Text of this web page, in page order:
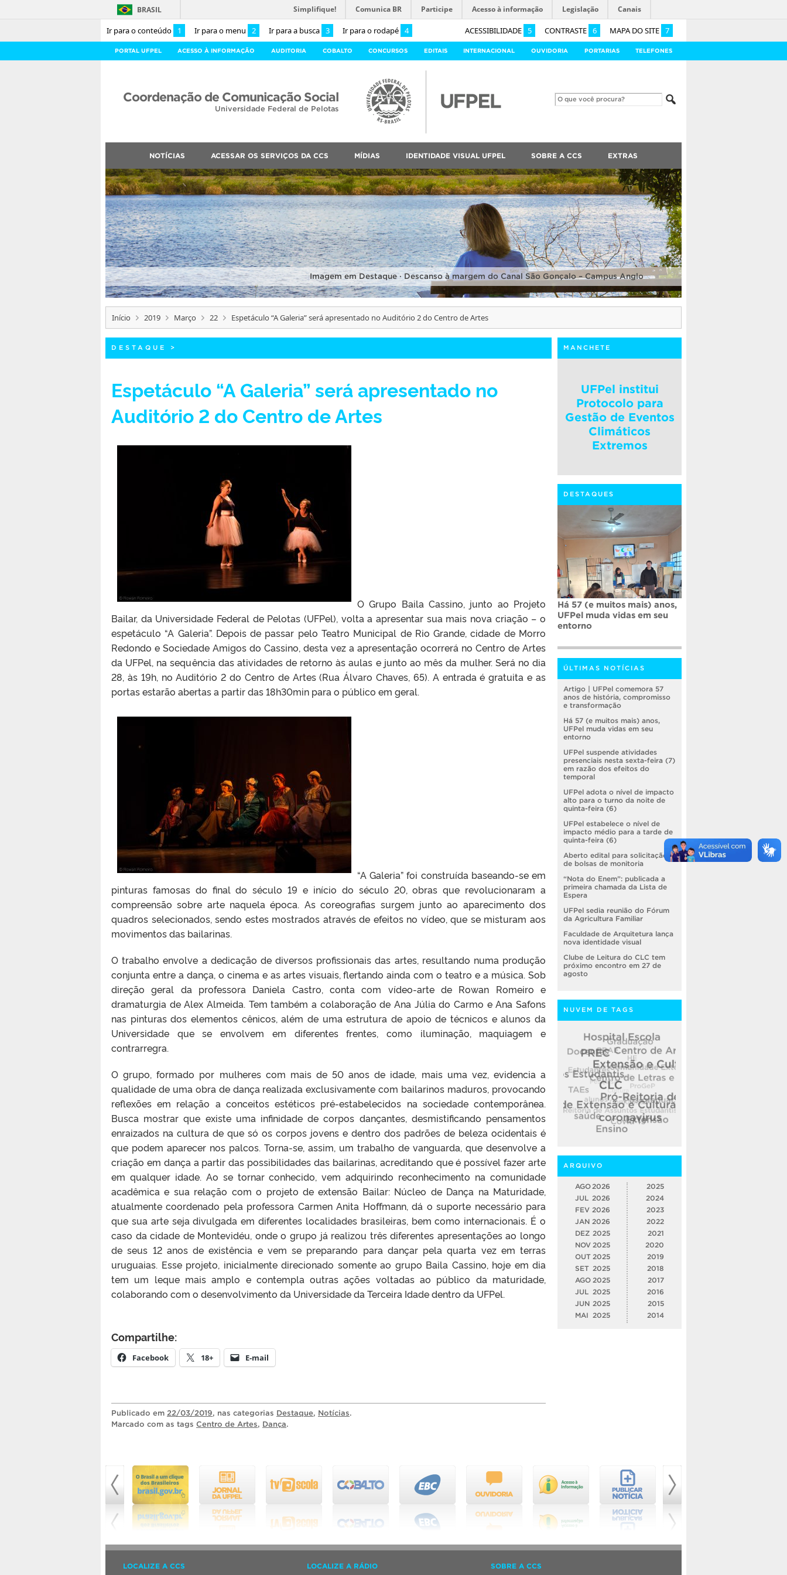
Ir para o conteúdo 1 Ir para o menu 2 Ir para a busca 3 Ir para o rodapé 4 ACESSIBILIDADE 5 CONTRASTE 6 MAPA DO SITE 7
BRASIL Simplifique! Comunica BR Participe Acesso à informação Legislação Canais
PORTAL UFPEL ACESSO À INFORMAÇÃO AUDITORIA COBALTO CONCURSOS EDITAIS INTERNACIONAL OUVIDORIA PORTARIAS TELEFONES
Coordenação de Comunicação Social
Universidade Federal de Pelotas
NOTÍCIAS ACESSAR OS SERVIÇOS DA CCS MÍDIAS IDENTIDADE VISUAL UFPEL SOBRE A CCS EXTRAS
Imagem em Destaque · Descanso à margem do Canal São Gonçalo – Campus Anglo
Início 2019 Março 22 Espetáculo “A Galeria” será apresentado no Auditório 2 do Centro de Artes
DESTAQUE >
Espetáculo “A Galeria” será apresentado no
Auditório 2 do Centro de Artes
O Grupo Baila Cassino, junto ao Projeto
Bailar, da Universidade Federal de Pelotas (UFPel), volta a apresentar sua mais nova criação – o
espetáculo “A Galeria”. Depois de passar pelo Teatro Municipal de Rio Grande, cidade de Morro
Redondo e Sociedade Amigos do Cassino, desta vez a apresentação ocorrerá no Centro de Artes
da UFPel, na sequência das atividades de retorno às aulas e junto ao mês da mulher. Será no dia
28, às 19h, no Auditório 2 do Centro de Artes (Rua Álvaro Chaves, 65). A entrada é gratuita e as
portas estarão abertas a partir das 18h30min para o público em geral.
“A Galeria” foi construída baseando-se em
pinturas famosas do final do século 19 e início do século 20, obras que revolucionaram a
compreensão sobre arte naquela época. As coreografias surgem junto ao aparecimento dos
quadros selecionados, sendo estes mostrados através de efeitos no vídeo, que se misturam aos
movimentos das bailarinas.
O trabalho envolve a dedicação de diversos profissionais das artes, resultando numa produção
conjunta entre a dança, o cinema e as artes visuais, flertando ainda com o teatro e a música. Sob
direção geral da professora Daniela Castro, conta com vídeo-arte de Rowan Romeiro e
dramaturgia de Alex Almeida. Tem também a colaboração de Ana Júlia do Carmo e Ana Safons
nas pinturas dos elementos cênicos, além de uma estrutura de apoio de técnicos e alunos da
Universidade que se envolvem em diferentes frentes, como iluminação, maquiagem e
contrarregra.
O grupo, formado por mulheres com mais de 50 anos de idade, mais uma vez, evidencia a
qualidade de uma obra de dança realizada exclusivamente com bailarinos maduros, provocando
reflexões em relação a conceitos estéticos pré-estabelecidos na sociedade contemporânea.
Busca mostrar que existe uma infinidade de corpos dançantes, desmistificando pensamentos
enraizados na cultura de que só os corpos jovens e dentro dos padrões de beleza ocidentais é
que podem aparecer nos palcos. Torna-se, assim, um trabalho de vanguarda, que desenvolve a
criação em dança a partir das possibilidades das bailarinas, acreditando que é possível fazer arte
em qualquer idade. Ao se tornar conhecido, vem adquirindo reconhecimento na comunidade
acadêmica e sua relação com o projeto de extensão Bailar: Núcleo de Dança na Maturidade,
atualmente coordenado pela professora Carmen Anita Hoffmann, dá o suporte necessário para
que sua arte seja divulgada em diferentes localidades brasileiras, bem como internacionais. É o
caso da cidade de Montevidéu, onde o grupo já realizou três diferentes apresentações ao longo
de seus 12 anos de existência e vem se preparando para dançar pela quarta vez em terras
uruguaias. Esse projeto, inicialmente direcionado somente ao grupo Baila Cassino, hoje em dia
tem um leque mais amplo e contempla outras ações voltadas ao público da maturidade,
colaborando com o desenvolvimento da Universidade da Terceira Idade dentro da UFPel.
Compartilhe:
Facebook 18+ E-mail
Publicado em 22/03/2019, nas categorias Destaque, Notícias.
Marcado com as tags Centro de Artes, Dança.
MANCHETE
UFPel institui
Protocolo para
Gestão de Eventos
Climáticos
Extremos
DESTAQUES
Há 57 (e muitos mais) anos,
UFPel muda vidas em seu
entorno
ÚLTIMAS NOTÍCIAS
Artigo | UFPel comemora 57
anos de história, compromisso
e transformação
Há 57 (e muitos mais) anos,
UFPel muda vidas em seu
entorno
UFPel suspende atividades
presenciais nesta sexta-feira (7)
em razão dos efeitos do
temporal
UFPel adota o nível de impacto
alto para o turno da noite de
quinta-feira (6)
UFPel estabelece o nível de
impacto médio para a tarde de
quinta-feira (6)
Aberto edital para solicitação
de bolsas de monitoria
“Nota do Enem”: publicada a
primeira chamada da Lista de
Espera
UFPel sedia reunião do Fórum
da Agricultura Familiar
Faculdade de Arquitetura lança
nova identidade visual
Clube de Leitura do CLC tem
próximo encontro em 27 de
agosto
NUVEM DE TAGS
ARQUIVO
AGO 2026
JUL 2026
FEV 2026
JAN 2026
DEZ 2025
NOV 2025
OUT 2025
SET 2025
AGO 2025
JUL
2025
JUN 2025
MAI
2025
2025
2024
2023
2022
2021
2020
2019
2018
2017
2016
2015
2014
LOCALIZE A CCS LOCALIZE A RÁDIO SOBRE A CCS